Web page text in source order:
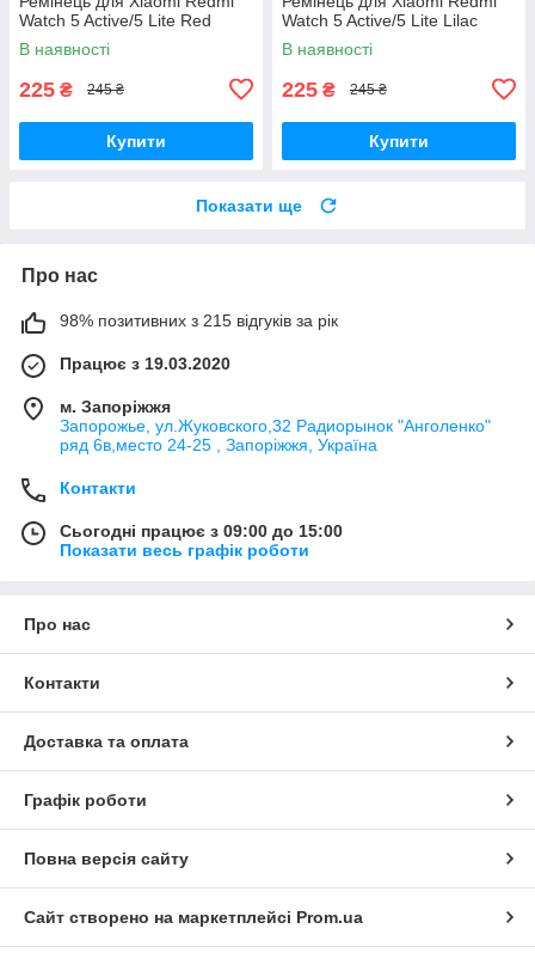
Watch 5 Active/5 Lite Red
В наявності
225 ₴ 245 ₴
Купити
Watch 5 Active/5 Lite Lilac
В наявності
225 ₴ 245 ₴
Купити
Показати ще
Про нас
98% позитивних з 215 відгуків за рік
Працює з 19.03.2020
м. Запоріжжя
Запорожье, ул.Жуковского,32 Радиорынок "Анголенко"
ряд 6в,место 24-25 , Запоріжжя, Україна
Контакти
Сьогодні працює з 09:00 до 15:00
Показати весь графік роботи
Про нас
Контакти
Доставка та оплата
Графік роботи
Повна версія сайту
Сайт створено на маркетплейсі Prom.ua